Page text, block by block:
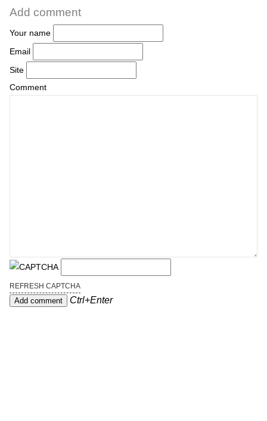
Add comment
Your name
Email
Site
Comment
REFRESH CAPTCHA
Ctrl+Enter